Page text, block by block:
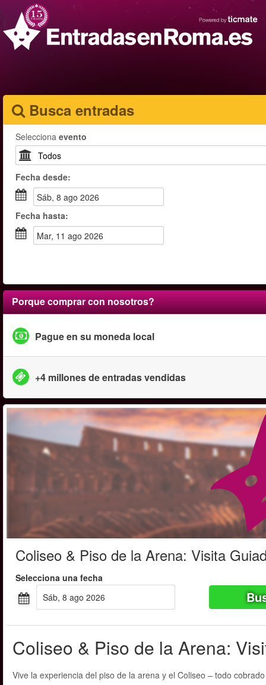
Busca entradas
Selecciona evento
Fecha desde:
sáb, 8 ago 2026
Fecha hasta:
mar, 11 ago 2026
Porque comprar con nosotros?
Pague en su moneda local
+4 millones de entradas vendidas
Coliseo & Piso de la Arena: Visita
Selecciona una fecha
sáb, 8 ago 2026
Coliseo & Piso de la Arena:
Vive la experiencia del piso de la arena y el Coliseo – todo